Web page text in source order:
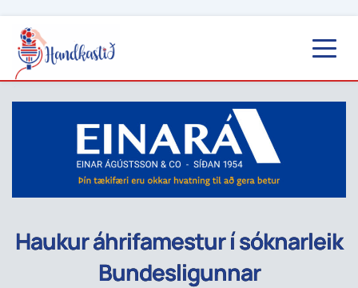
Haukur áhrifamestur í sóknarleik
Bundesligunnar